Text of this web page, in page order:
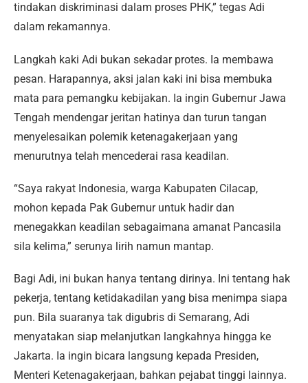
tindakan diskriminasi dalam proses PHK,” tegas Adi
dalam rekamannya.
Langkah kaki Adi bukan sekadar protes. Ia membawa
pesan. Harapannya, aksi jalan kaki ini bisa membuka
mata para pemangku kebijakan. Ia ingin Gubernur Jawa
Tengah mendengar jeritan hatinya dan turun tangan
menyelesaikan polemik ketenagakerjaan yang
menurutnya telah mencederai rasa keadilan.
“Saya rakyat Indonesia, warga Kabupaten Cilacap,
mohon kepada Pak Gubernur untuk hadir dan
menegakkan keadilan sebagaimana amanat Pancasila
sila kelima,” serunya lirih namun mantap.
Bagi Adi, ini bukan hanya tentang dirinya. Ini tentang hak
pekerja, tentang ketidakadilan yang bisa menimpa siapa
pun. Bila suaranya tak digubris di Semarang, Adi
menyatakan siap melanjutkan langkahnya hingga ke
Jakarta. Ia ingin bicara langsung kepada Presiden,
Menteri Ketenagakerjaan, bahkan pejabat tinggi lainnya.